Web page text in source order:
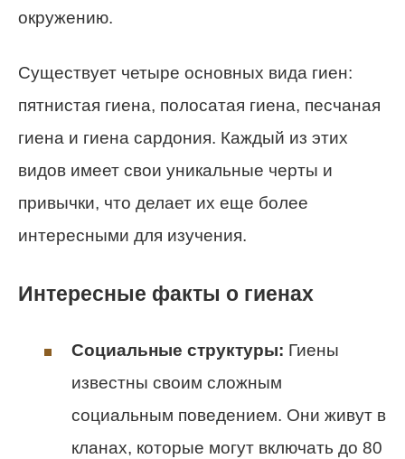
окружению.
Существует четыре основных вида гиен:
пятнистая гиена, полосатая гиена, песчаная
гиена и гиена сардония. Каждый из этих
видов имеет свои уникальные черты и
привычки, что делает их еще более
интересными для изучения.
Интересные факты о гиенах
Социальные структуры: Гиены
известны своим сложным
социальным поведением. Они живут в
кланах, которые могут включать до 80